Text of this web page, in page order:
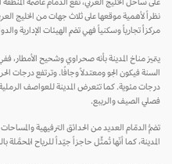
على ساحل الخليج العربي، تقع الدمام عاصمة المنطقة
نظراً لأهمية موقعها على ثلاث جهات من الخليج العربي
مركزاً تجارياً وسكنياً فهي تضم الهيئات الإدارية والدوائر
يتميز مناخ المدينة بأنه صحراوي وشحيح الأمطار،
درجات مئوية. كما تتعرض المدينة للعواصف الرملية
فصلي الصيف والريبع.
تضمُّ الدمّام العديد من الحدائق الترفيهية والمساحات
المدينة، كما أنّها تُمثِّل حاجزاً جيّداً للرياح المُحمَّلة